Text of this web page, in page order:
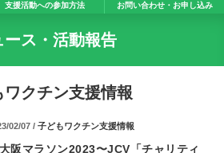
支援活動への参加方法 お問い合わせ・お申し込み
ース・活動報告
ワクチン支援情報
02/07 /子どもワクチン支援情報
阪マラソン2023〜JCV「チャリティ